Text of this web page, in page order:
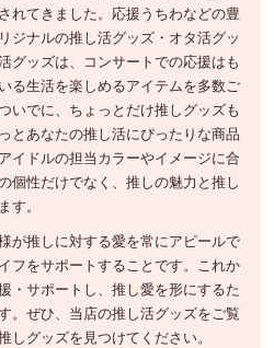
れてきました。応援うちわなどの豊
ジナルの推し活グッズ・オタ活グッ
グッズは、コンサートでの応援はも
る生活を楽しめるアイテムを多数ご
いでに、ちょっとだけ推しグッズも
とあなたの推し活にぴったりな商品
イドルの担当カラーやイメージに合
個性だけでなく、推しの魅力と推し
。
が推しに対する愛を常にアピールで
フをサポートすることです。これか
・サポートし、推し愛を形にするた
。ぜひ、当店の推し活グッズをご覧
グッズを見つけてください。